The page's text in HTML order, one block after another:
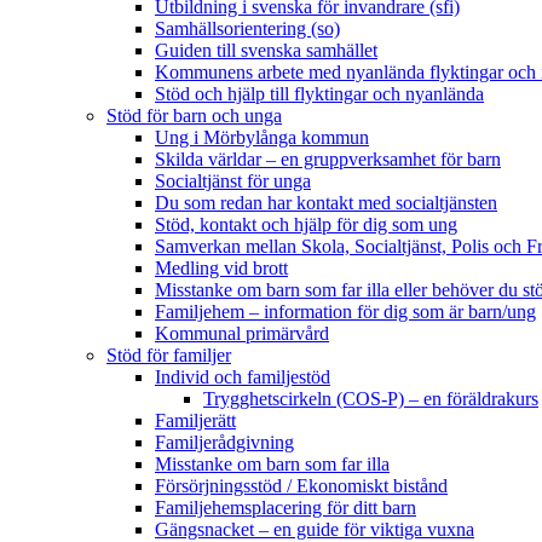
Utbildning i svenska för invandrare (sfi)
Samhällsorientering (so)
Guiden till svenska samhället
Kommunens arbete med nyanlända flyktingar och
Stöd och hjälp till flyktingar och nyanlända
Stöd för barn och unga
Ung i Mörbylånga kommun
Skilda världar – en gruppverksamhet för barn
Socialtjänst för unga
Du som redan har kontakt med socialtjänsten
Stöd, kontakt och hjälp för dig som ung
Samverkan mellan Skola, Socialtjänst, Polis och
Medling vid brott
Misstanke om barn som far illa eller behöver du
Familjehem – information för dig som är barn/ung
Kommunal primärvård
Stöd för familjer
Individ och familjestöd
Trygghetscirkeln (COS-P) – en föräldrakurs
Familjerätt
Familjerådgivning
Misstanke om barn som far illa
Försörjningsstöd / Ekonomiskt bistånd
Familjehemsplacering för ditt barn
Gängsnacket – en guide för viktiga vuxna